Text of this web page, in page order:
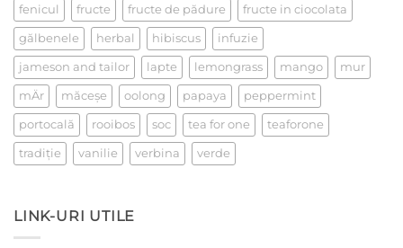
fenicul fructe fructe de pădure fructe in ciocolata
gălbenele herbal hibiscus infuzie
jameson and tailor lapte lemongrass mango mur
mÄr măceşe oolong papaya peppermint
portocală rooibos soc tea for one teaforone
tradiţie vanilie verbina verde
LINK-URI UTILE